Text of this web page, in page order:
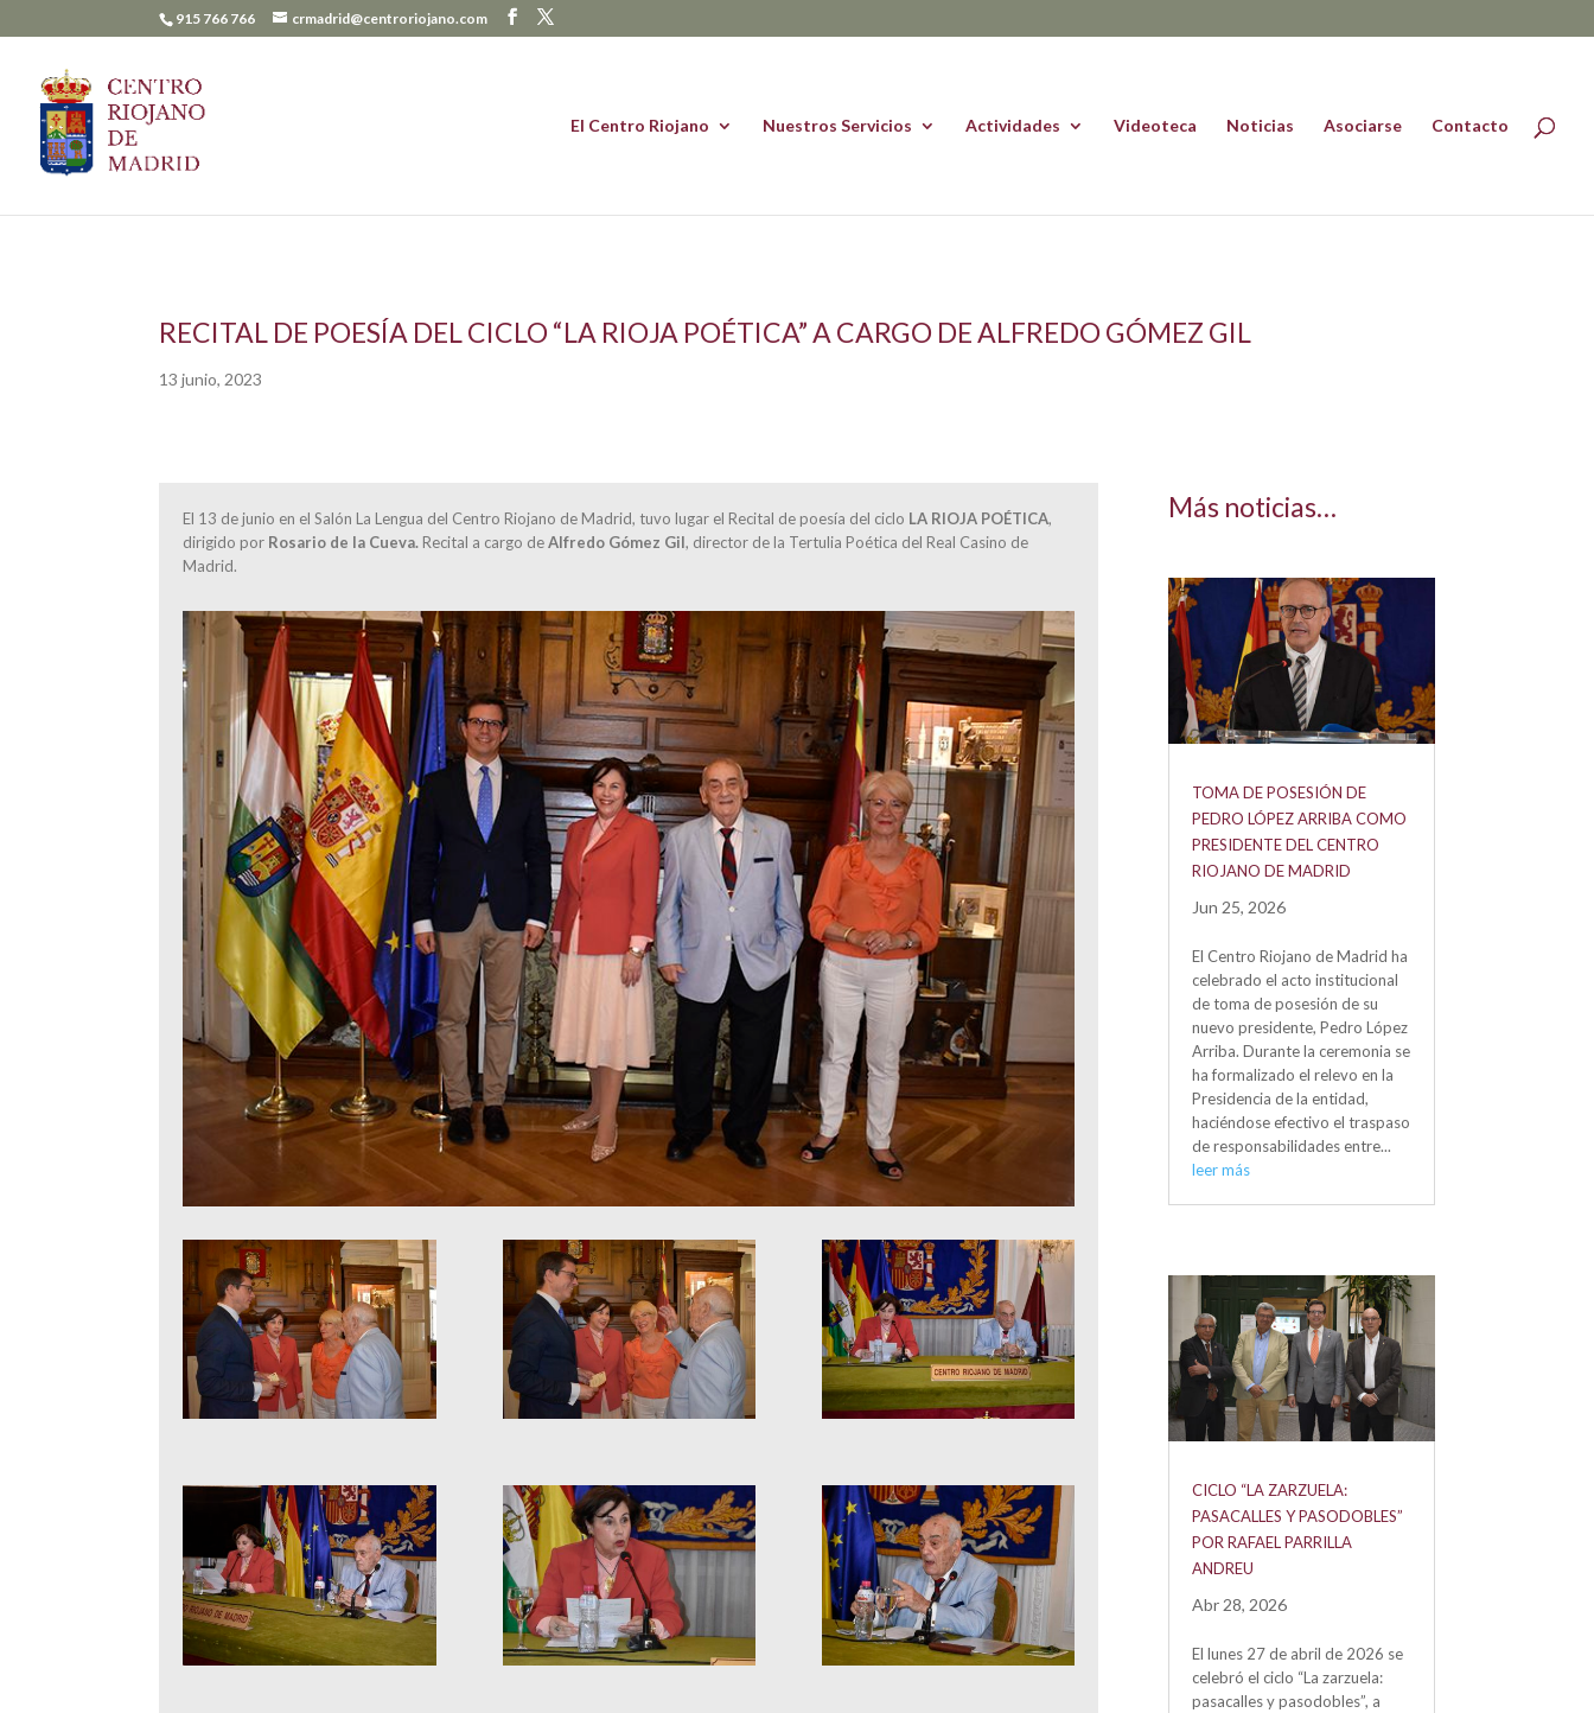
915 766 766 crmadrid@centroriojano.com
El Centro Riojano Nuestros Servicios Actividades Videoteca Noticias Asociarse Contacto
RECITAL DE POESÍA DEL CICLO “LA RIOJA POÉTICA” A CARGO DE ALFREDO GÓMEZ GIL
13 junio, 2023
El 13 de junio en el Salón La Lengua del Centro Riojano de Madrid, tuvo lugar el Recital de poesía del ciclo LA RIOJA POÉTICA,
dirigido por Rosario de la Cueva. Recital a cargo deAlfredo Gómez Gil, director de la Tertulia Poética del Real Casino de
Madrid.
Más noticias…
TOMA DE POSESIÓN DE
PEDRO LÓPEZ ARRIBA COMO
PRESIDENTE DEL CENTRO
RIOJANO DE MADRID
Jun 25, 2026
El Centro Riojano de Madrid ha
celebrado el acto institucional
de toma de posesión de su
nuevo presidente, Pedro López
Arriba. Durante la ceremonia se
ha formalizado el relevo en la
Presidencia de la entidad,
haciéndose efectivo el traspaso
de responsabilidades entre...
leer más
CICLO “LA ZARZUELA:
PASACALLES Y PASODOBLES”
POR RAFAEL PARRILLA
ANDREU
Abr 28, 2026
El lunes 27 de abril de 2026 se
celebró el ciclo “La zarzuela:
pasacalles y pasodobles”, a